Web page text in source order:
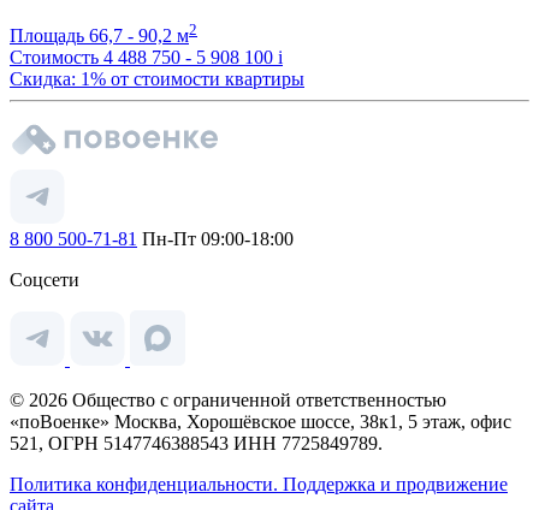
Площадь 66,7 - 90,2 м2
Стоимость 4 488 750 - 5 908 100 i
Скидка: 1% от стоимости квартиры
8 800 500-71-81 Пн-Пт 09:00-18:00
Соцсети
© 2026 Общество с ограниченной ответственностью
«поВоенке» Москва, Хорошёвское шоссе, 38к1, 5 этаж, офис
521, ОГРН 5147746388543 ИНН 7725849789.
Политика конфиденциальности. Поддержка и продвижение